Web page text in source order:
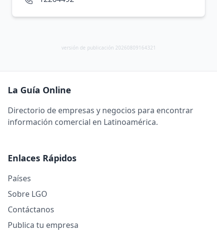
versión de publicación 20260809164321
La Guía Online
Directorio de empresas y negocios para encontrar
información comercial en Latinoamérica.
Enlaces Rápidos
Países
Sobre LGO
Contáctanos
Publica tu empresa